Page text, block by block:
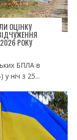
ОЦІНКУ
РОКУ
БПЛА в
у ніч з 25...